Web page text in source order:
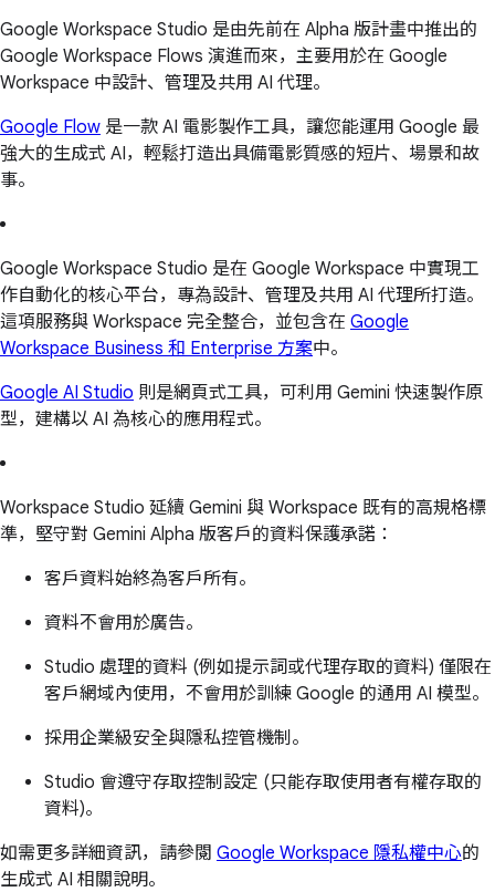
Google Workspace Studio 是由先前在 Alpha 版計畫中推出的
Google Workspace Flows 演進而來，主要用於在 Google
Workspace 中設計、管理及共用 AI 代理。
Google Flow 是一款 AI 電影製作工具，讓您能運用 Google 最
強大的生成式 AI，輕鬆打造出具備電影質感的短片、場景和故
事。
Google Workspace Studio 是在 Google Workspace 中實現工
作自動化的核心平台，專為設計、管理及共用 AI 代理所打造。
這項服務與 Workspace 完全整合，並包含在 Google
Workspace Business 和 Enterprise 方案中。
Google AI Studio 則是網頁式工具，可利用 Gemini 快速製作原
型，建構以 AI 為核心的應用程式。
Workspace Studio 延續 Gemini 與 Workspace 既有的高規格標
準，堅守對 Gemini Alpha 版客戶的資料保護承諾：
客戶資料始終為客戶所有。
資料不會用於廣告。
Studio 處理的資料 (例如提示詞或代理存取的資料) 僅限在
客戶網域內使用，不會用於訓練 Google 的通用 AI 模型。
採用企業級安全與隱私控管機制。
Studio 會遵守存取控制設定 (只能存取使用者有權存取的
資料)。
如需更多詳細資訊，請參閱 Google Workspace 隱私權中心的
生成式 AI 相關說明。